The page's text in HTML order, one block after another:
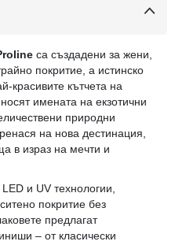
са създадени за жени,
покритие, а истинско
красивите кътчета на
имената на екзотични
природни
на нова дестинация,
в израз на мечти и
и UV технологии,
покритие без
предлагат
– от класически